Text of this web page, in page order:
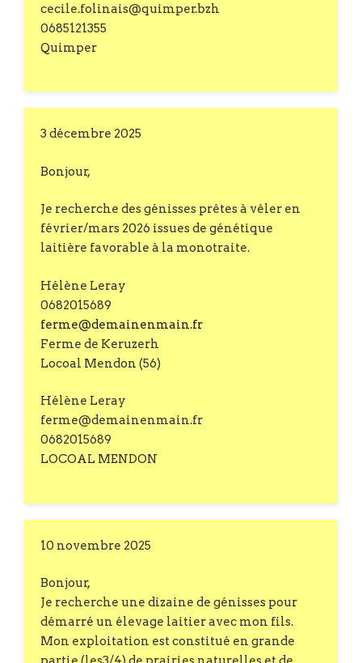
cecile.folinais@quimper.bzh
0685121355
Quimper
3 décembre 2025
Bonjour,
Je recherche des génisses prêtes à vêler en
février/mars 2026 issues de génétique
laitière favorable à la monotraite.
Hélène Leray
0682015689
ferme@demainenmain.fr
Ferme de Keruzerh
Locoal Mendon (56)
Hélène Leray
ferme@demainenmain.fr
0682015689
LOCOAL MENDON
10 novembre 2025
Bonjour,
Je recherche une dizaine de génisses pour
démarré un élevage laitier avec mon fils.
Mon exploitation est constitué en grande